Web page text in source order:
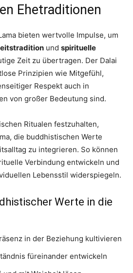
Ehetraditionen
bieten wertvolle Impulse, um
und spirituelle
Zeit zu übertragen. Der Dalai
Prinzipien wie Mitgefühl,
Respekt auch in
von großer Bedeutung sind.
Ritualen festzuhalten,
die buddhistischen Werte
zu integrieren. So können
Verbindung entwickeln und
Lebensstil widerspiegeln.
Werte in die
in der Beziehung kultivieren
füreinander entwickeln